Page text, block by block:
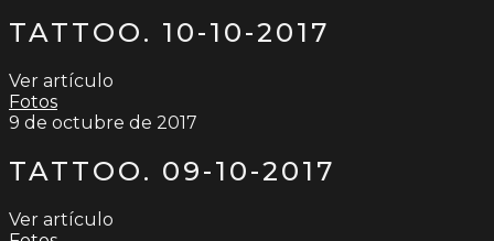
TATTOO. 10-10-2017
Ver artículo
Fotos
9 de octubre de 2017
TATTOO. 09-10-2017
Ver artículo